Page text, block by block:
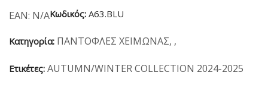
EAN: N/AΚωδικός: A63.BLU
Κατηγορία: ΠΑΝΤΟΦΛΕΣ ΧΕΙΜΩΝΑΣ, ,
Ετικέτες: AUTUMN/WINTER COLLECTION 2024-2025